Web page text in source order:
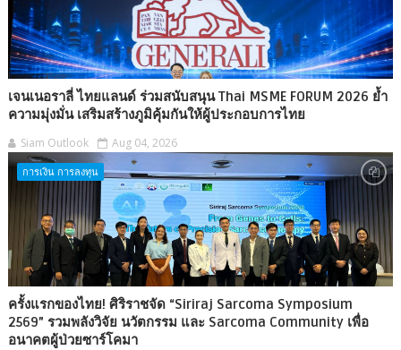
เจนเนอราลี่ ไทยแลนด์ ร่วมสนับสนุน Thai MSME FORUM 2026 ย้ำ
ความมุ่งมั่น เสริมสร้างภูมิคุ้มกันให้ผู้ประกอบการไทย
Siam Outlook Aug 04, 2026
การเงิน การลงทุน
ครั้งแรกของไทย! ศิริราชจัด “Siriraj Sarcoma Symposium
2569” รวมพลังวิจัย นวัตกรรม และ Sarcoma Community เพื่อ
อนาคตผู้ป่วยซาร์โคมา